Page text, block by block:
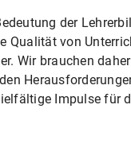
der
Qualität von
Wir brauchen
Impulse